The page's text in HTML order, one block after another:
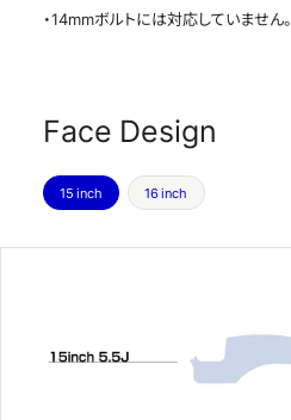
・14mmボルトには対応していません。
Face Design
15 inch 16 inch